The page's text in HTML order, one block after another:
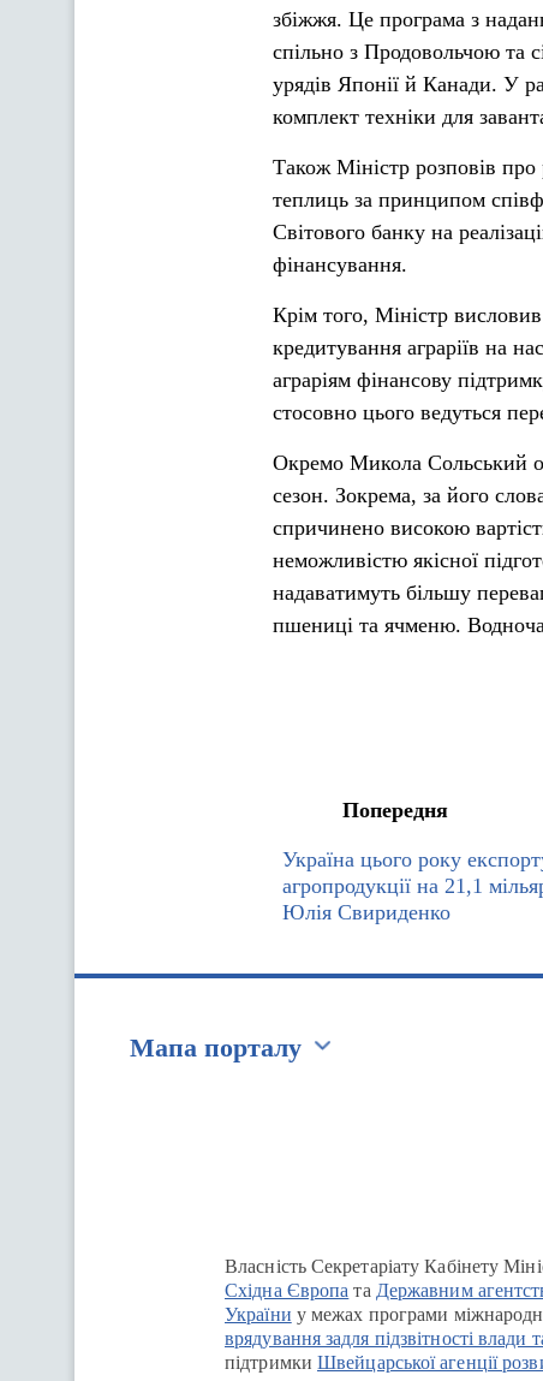
збіжжя. Це програма з
спільно з Продовольчою та
урядів Японії й Канади. У
комплект техніки для
Також Міністр розповів про
теплиць за принципом
Світового банку на
фінансування.
Крім того, Міністр
кредитування аграріїв на
аграріям фінансову
стосовно цього ведуться
Окремо Микола Сольський
сезон. Зокрема, за його
спричинено високою
неможливістю якісної
надаватимуть більшу
пшениці та ячменю.
Попередня
Україна цього року
агропродукції на 21,1
Юлія Свириденко
Мапа порталу
Власність Секретаріату Кабінету
Східна Європа та Державним
України у межах програми
врядування задля підзвітності влади
підтримки Швейцарської агенції